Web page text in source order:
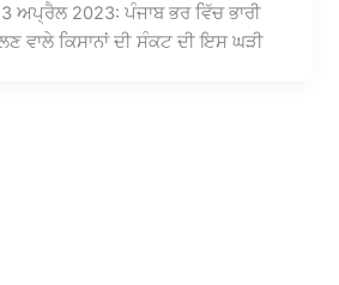
ਅਪ੍ਰੈਲ 2023: ਪੰਜਾਬ ਭਰ ਵਿੱਚ ਭਾਰੀ
ਵਾਲੇ ਕਿਸਾਨਾਂ ਦੀ ਸੰਕਟ ਦੀ ਇਸ ਘੜੀ